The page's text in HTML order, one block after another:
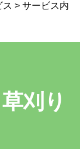
ス > サービス内
刈り